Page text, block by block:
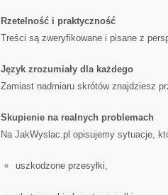
Rzetelność i praktyczność
Treści są zweryfikowane i pisane z
Język zrozumiały dla każdego
Zamiast nadmiaru skrótów znajdziesz
Skupienie na realnych problemach
Na JakWyslac.pl opisujemy sytuacje,
uszkodzone przesyłki,